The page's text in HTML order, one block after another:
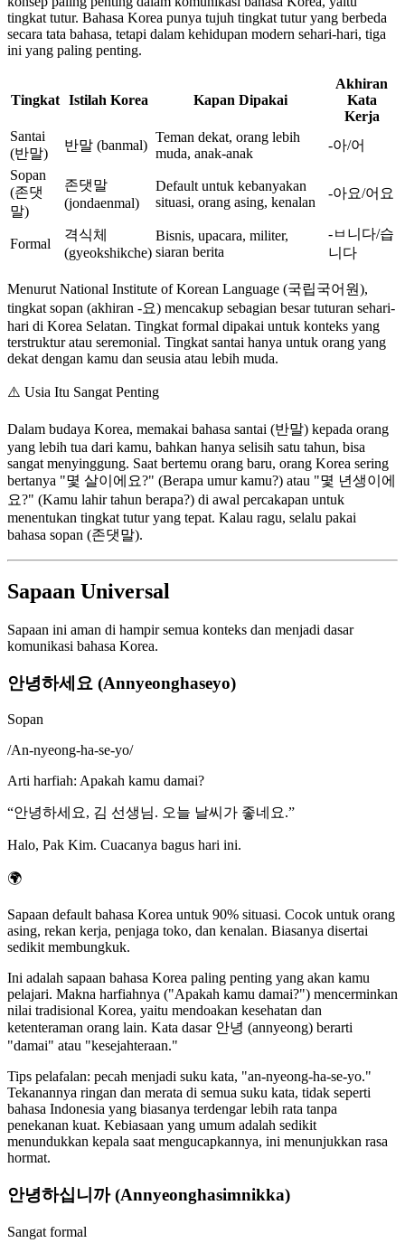
tingkat tutur. Bahasa Korea punya tujuh tingkat tutur yang berbeda
secara tata bahasa, tetapi dalam kehidupan modern sehari-hari, tiga
ini yang paling penting.
Tingkat Istilah Korea Kapan Dipakai
Akhiran
Kata
Kerja
Santai
(반말)
반말 (banmal)
Teman dekat, orang lebih
muda, anak-anak
-아/어
Sopan
(존댓
말)
존댓말
(jondaenmal)
Default untuk kebanyakan
situasi, orang asing, kenalan
-아요/어요
Formal
격식체
(gyeokshikche)
Bisnis, upacara, militer,
siaran berita
-ㅂ니다/습
니다
Menurut National Institute of Korean Language (국립국어원),
tingkat sopan (akhiran -요) mencakup sebagian besar tuturan sehari-
hari di Korea Selatan. Tingkat formal dipakai untuk konteks yang
terstruktur atau seremonial. Tingkat santai hanya untuk orang yang
dekat dengan kamu dan seusia atau lebih muda.
⚠️ Usia Itu Sangat Penting
Dalam budaya Korea, memakai bahasa santai (반말) kepada orang
yang lebih tua dari kamu, bahkan hanya selisih satu tahun, bisa
sangat menyinggung. Saat bertemu orang baru, orang Korea sering
bertanya "몇 살이에요?" (Berapa umur kamu?) atau "몇 년생이에
요?" (Kamu lahir tahun berapa?) di awal percakapan untuk
menentukan tingkat tutur yang tepat. Kalau ragu, selalu pakai
bahasa sopan (존댓말).
Sapaan Universal
Sapaan ini aman di hampir semua konteks dan menjadi dasar
komunikasi bahasa Korea.
안녕하세요 (Annyeonghaseyo)
Sopan
/An-nyeong-ha-se-yo/
Arti harfiah: Apakah kamu damai?
“안녕하세요, 김 선생님. 오늘 날씨가 좋네요.”
Halo, Pak Kim. Cuacanya bagus hari ini.
🌍
Sapaan default bahasa Korea untuk 90% situasi. Cocok untuk orang
asing, rekan kerja, penjaga toko, dan kenalan. Biasanya disertai
sedikit membungkuk.
Ini adalah sapaan bahasa Korea paling penting yang akan kamu
pelajari. Makna harfiahnya ("Apakah kamu damai?") mencerminkan
nilai tradisional Korea, yaitu mendoakan kesehatan dan
ketenteraman orang lain. Kata dasar 안녕 (annyeong) berarti
"damai" atau "kesejahteraan."
Tips pelafalan: pecah menjadi suku kata, "an-nyeong-ha-se-yo."
Tekanannya ringan dan merata di semua suku kata, tidak seperti
bahasa Indonesia yang biasanya terdengar lebih rata tanpa
penekanan kuat. Kebiasaan yang umum adalah sedikit
menundukkan kepala saat mengucapkannya, ini menunjukkan rasa
hormat.
안녕하십니까 (Annyeonghasimnikka)
Sangat formal